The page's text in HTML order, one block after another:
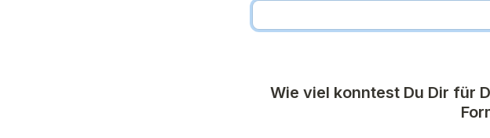
Wie viel konntest Du Dir für